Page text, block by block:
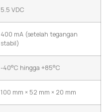
5.5 VDC
400 mA (setelah tegangan
stabil)
-40°C hingga +85°C
100 mm × 52 mm × 20 mm